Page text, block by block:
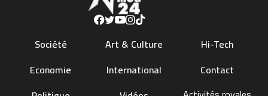
Société
Economie
Art & Culture
International
Hi-Tech
Contact